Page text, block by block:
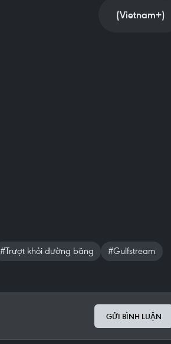
(Vietnam+)
#Trượt khỏi đường băng
#Gulfstream
GỬI BÌNH LUẬN